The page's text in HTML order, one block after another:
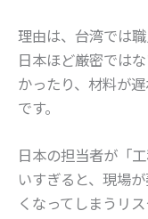
理由は、台湾では
日本ほど厳密では
かったり、材料が
です。
日本の担当者が「
いすぎると、現場
くなってしまうリス